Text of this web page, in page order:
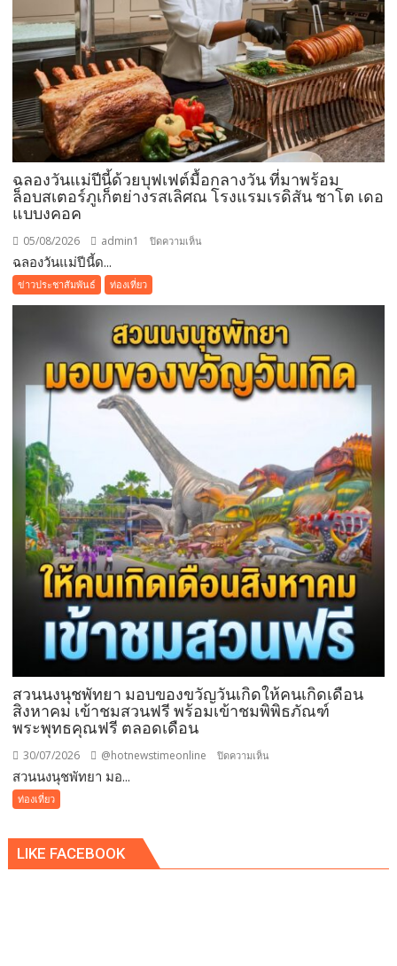
ยาว
ที่
ผ่าน
มา
ชู
ผล
สำเร็จ
การ
อนุรักษ์
ทะเล
จาก
ส่วน
ฉลองวันแม่ปีนี้ด้วยบุฟเฟต์มื้อกลางวัน ที่มาพร้อม
ล็อบสเตอร์ภูเก็ตย่างรสเลิศณ โรงแรมเรดิสัน ชาโต เดอ
แบบงคอค
05/08/2026 admin1 ปิดความเห็น
ปี
นี้
ด้วย
บุฟเฟต์
มื้อ
พร้อม
ล็อบสเตอร์
ภูเก็ต
ย่าง
รส
เลิศ
ณ
แรม
เรดิ
ชาโต
เดอ
ฉลองวันแม่ปีนี้ด...
ข่าวประชาสัมพันธ์ ท่องเที่ยว
สวนนงนุชพัทยา มอบของขวัญวันเกิดให้คนเกิดเดือน
สิงหาคม เข้าชมสวนฟรี พร้อมเข้าชมพิพิธภัณฑ์
พระพุทธคุณฟรี ตลอดเดือน
30/07/2026 @hotnewstimeonline ปิดความเห็น
ขวัญ
สวนนงนุชพัทยา มอ...
ท่องเที่ยว
LIKE FACEBOOK